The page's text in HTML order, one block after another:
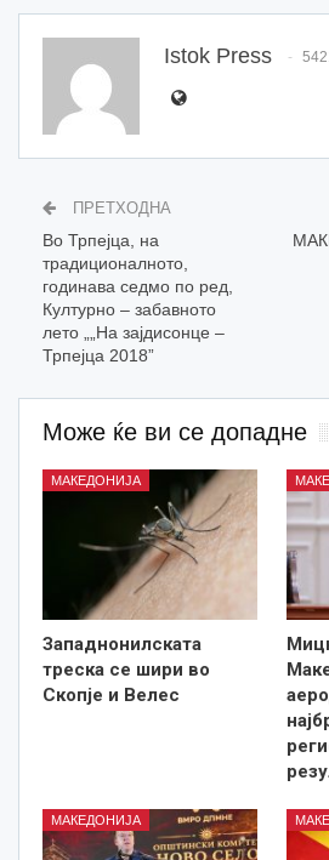
Istok Press
ПРЕТХОДНА
Во Трпејца, на
традиционалното,
годинава седмо по ред,
Културно – забавното
лето „„На зајдисонце –
Трпејца 2018”
Може ќе ви се допадне
МАКЕДОНИЈА
Западнонилската
треска се шири во
Скопје и Велес
МАКЕДОНИЈА